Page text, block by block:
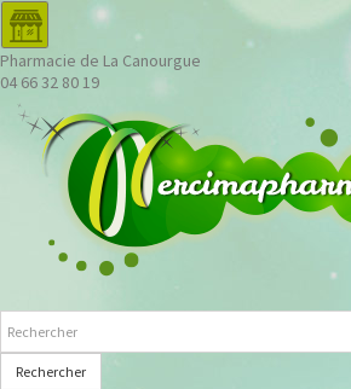
Pharmacie de La Canourgue
04 66 32 80 19
Rechercher